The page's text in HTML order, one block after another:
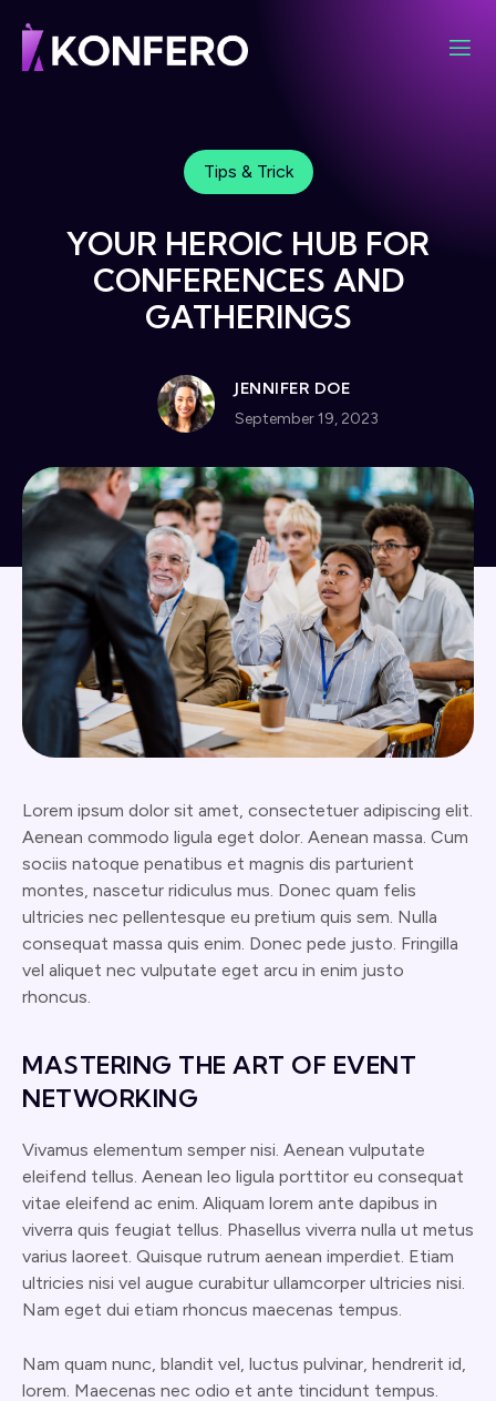
Tips & Trick
YOUR HEROIC HUB FOR
CONFERENCES AND
GATHERINGS
JENNIFER DOE
September 19, 2023
Lorem ipsum dolor sit amet, consectetuer adipiscing elit.
Aenean commodo ligula eget dolor. Aenean massa. Cum
sociis natoque penatibus et magnis dis parturient
montes, nascetur ridiculus mus. Donec quam felis
ultricies nec pellentesque eu pretium quis sem. Nulla
consequat massa quis enim. Donec pede justo. Fringilla
vel aliquet nec vulputate eget arcu in enim justo
rhoncus.
MASTERING THE ART OF EVENT
NETWORKING
Vivamus elementum semper nisi. Aenean vulputate
eleifend tellus. Aenean leo ligula porttitor eu consequat
vitae eleifend ac enim. Aliquam lorem ante dapibus in
viverra quis feugiat tellus. Phasellus viverra nulla ut metus
varius laoreet. Quisque rutrum aenean imperdiet. Etiam
ultricies nisi vel augue curabitur ullamcorper ultricies nisi.
Nam eget dui etiam rhoncus maecenas tempus.
Nam quam nunc, blandit vel, luctus pulvinar, hendrerit id,
lorem. Maecenas nec odio et ante tincidunt tempus.